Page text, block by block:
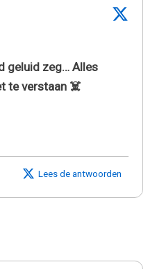
geluid zeg… Alles
te verstaan ☠️
Lees de antwoorden